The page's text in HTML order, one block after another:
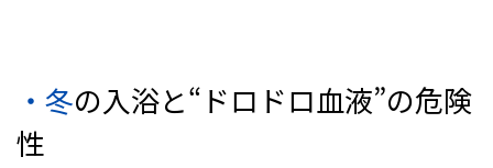
・冬の入浴と“ドロドロ血液”の危険
性